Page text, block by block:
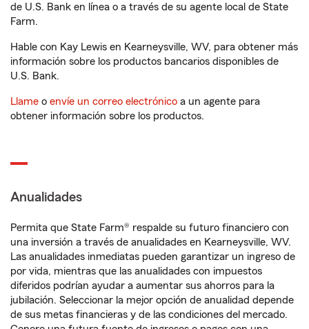
de U.S. Bank en línea o a través de su agente local de State
Farm.
Hable con Kay Lewis en Kearneysville, WV, para obtener más
información sobre los productos bancarios disponibles de
U.S. Bank.
Llame o envíe un correo electrónico a un agente para
obtener información sobre los productos.
Anualidades
Permita que State Farm® respalde su futuro financiero con
una inversión a través de anualidades en Kearneysville, WV.
Las anualidades inmediatas pueden garantizar un ingreso de
por vida, mientras que las anualidades con impuestos
diferidos podrían ayudar a aumentar sus ahorros para la
jubilación. Seleccionar la mejor opción de anualidad depende
de sus metas financieras y de las condiciones del mercado.